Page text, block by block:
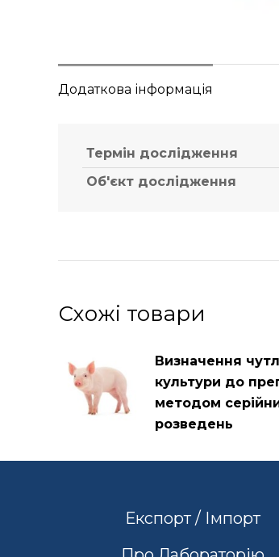
Додаткова інформація
Термін дослідження
Об'єкт дослідження
Схожі товари
Визначення
культури до
методом
розведень
Експорт / Імпорт